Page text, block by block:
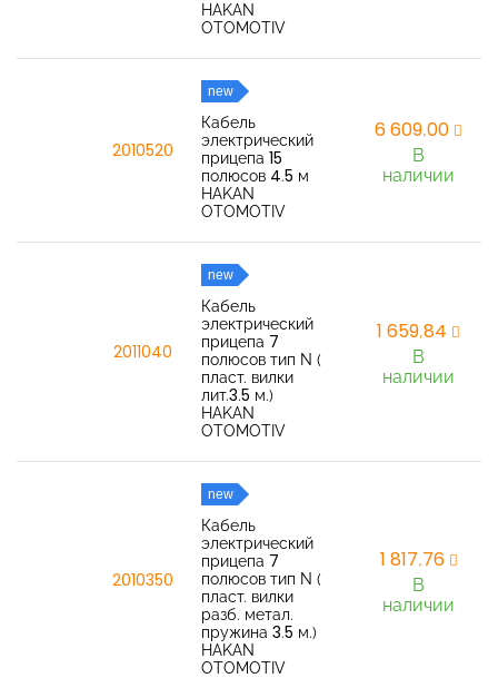
HAKAN
OTOMOTIV
2010520
new
Кабель
электрический
прицепа 15
полюсов 4.5 м
HAKAN
OTOMOTIV
6 609,00
В
наличии
2011040
new
Кабель
электрический
прицепа 7
полюсов тип N (
пласт. вилки
лит.3.5 м.)
HAKAN
OTOMOTIV
1 659,84
В
наличии
2010350
new
Кабель
электрический
прицепа 7
полюсов тип N (
пласт. вилки
разб. метал.
пружина 3.5 м.)
HAKAN
OTOMOTIV
1 817,76
В
наличии